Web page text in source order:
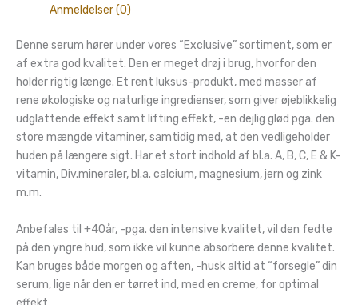
Anmeldelser (0)
Denne serum hører under vores “Exclusive” sortiment, som er
af extra god kvalitet. Den er meget drøj i brug, hvorfor den
holder rigtig længe. Et rent luksus-produkt, med masser af
rene økologiske og naturlige ingredienser, som giver øjeblikkelig
udglattende effekt samt lifting effekt, -en dejlig glød pga. den
store mængde vitaminer, samtidig med, at den vedligeholder
huden på længere sigt. Har et stort indhold af bl.a. A, B, C, E & K-
vitamin, Div.mineraler, bl.a. calcium, magnesium, jern og zink
m.m.
Anbefales til +40år, -pga. den intensive kvalitet, vil den fedte
på den yngre hud, som ikke vil kunne absorbere denne kvalitet.
Kan bruges både morgen og aften, -husk altid at “forsegle” din
serum, lige når den er tørret ind, med en creme, for optimal